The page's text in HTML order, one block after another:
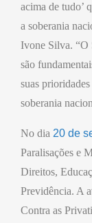
acima de tudo’
a soberania
Ivone Silva. “O
são
suas
soberania
No dia 20 de
Paralisações e
Direitos,
Previdência. A
Contra as